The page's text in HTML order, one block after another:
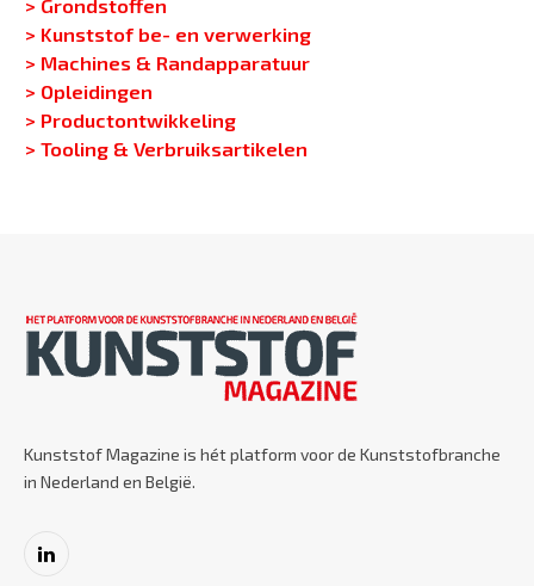
> Kunststof be- en verwerking
> Machines & Randapparatuur
> Opleidingen
> Productontwikkeling
> Tooling & Verbruiksartikelen
Kunststof Magazine is hét platform voor de Kunststofbranche
in Nederland en België.
LinkedIn